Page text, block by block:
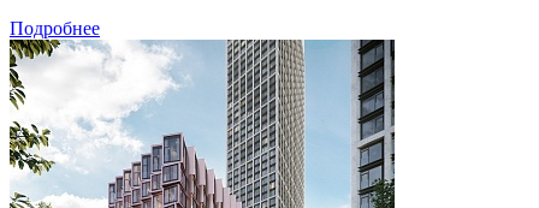
Подробнее